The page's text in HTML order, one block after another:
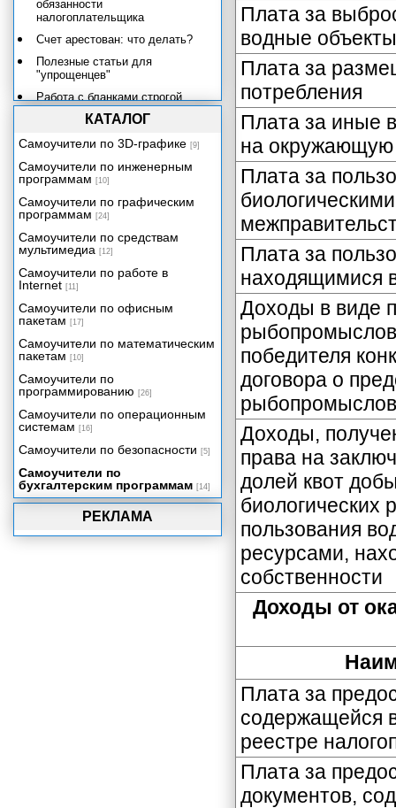
Плата за
водные объекты
Плата за
потребления
Плата за иные
на окружающую
Плата за
Плата за
находящимися
Доходы в виде
победителя
договора о
Доходы,
права на
долей квот
биологических
пользования
ресурсами,
собственности
Доходы от
Плата за
содержащейся
реестре
Плата за
документов,
РЕКЛАМА
обязанности
налогоплательщика
Счет арестован: что делать?
Полезные статьи для
"упрощенцев"
Работа с бланками строгой
отчетности
перечисления в бюджет
обязательных платежей
Размеры госпошлины за
госрегистрацию и совершение
прочих юридически значимых
действий, перечисленных в
статьях 333.32.1 и 333.33
Налогового кодекса РФ
Состав бухгалтерской
некоммерческих организаций
(не являющихся
(муниципальными)
учреждениями)
Состав налоговой отчетности за
налоговые (отчетные) периоды
Общие сведения о
деятельности организации.
Состав статистической
отчетности за отчетные
периоды.
КАТАЛОГ
Самоучители по 3D-графике [9]
Самоучители по инженерным
программам [10]
Самоучители по графическим
программам [24]
Самоучители по средствам
мультимедиа [12]
Самоучители по работе в
Internet [11]
Самоучители по офисным
пакетам [17]
Самоучители по математическим
пакетам [10]
Самоучители по
программированию [26]
Самоучители по операционным
системам [16]
Самоучители по безопасности [5]
Самоучители по
бухгалтерским программам [14]